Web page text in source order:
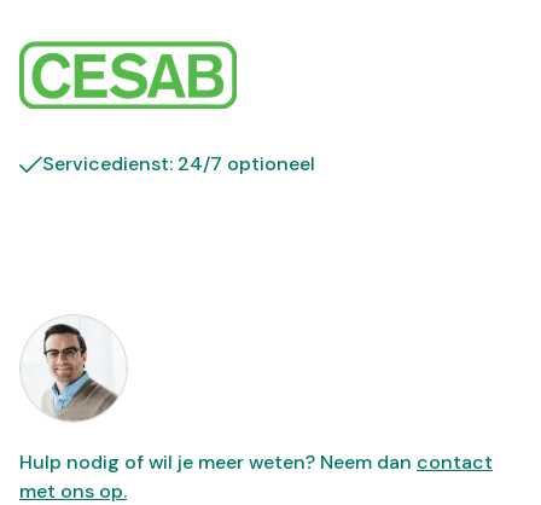
Servicedienst: 24/7 optioneel
Hulp nodig of wil je meer weten? Neem dan contact
met ons op.